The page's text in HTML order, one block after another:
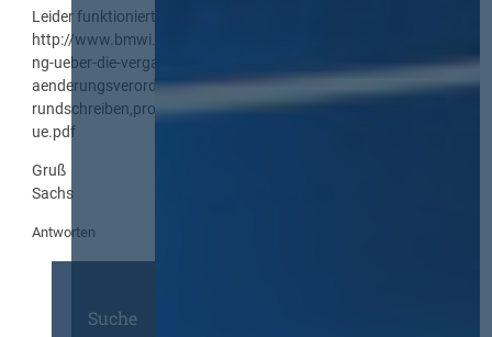
Leider funktioniert folgender Link nicht.
http://www.bmwi.de/BMWi/Redaktion/PDF/Gesetz/verordnu
ng-ueber-die-vergabe-oeffentlicher-auftraege-
aenderungsverordnung-
rundschreiben,property=pdf,bereich=bmwi,sprache=de,rwb=tr
ue.pdf
Gruß
Sachs
Antworten
Suche